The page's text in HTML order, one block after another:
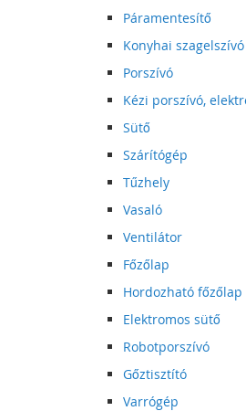
Páramentesítő
Konyhai szagelszívó
Porszívó
Kézi porszívó,
Sütő
Szárítógép
Tűzhely
Vasaló
Ventilátor
Főzőlap
Hordozható főzőlap
Elektromos sütő
Robotporszívó
Gőztisztító
Varrógép